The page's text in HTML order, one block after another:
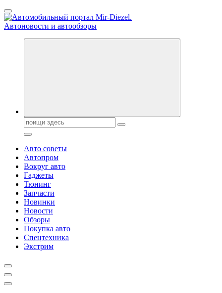
Перейти
к
содержанию
Справочник автомобилиста. Обзор новинок популярных
Поиск:
Авто советы
Автопром
Вокруг авто
Гаджеты
Тюнинг
Запчасти
Новинки
Новости
Обзоры
Покупка авто
Спецтехника
Экстрим